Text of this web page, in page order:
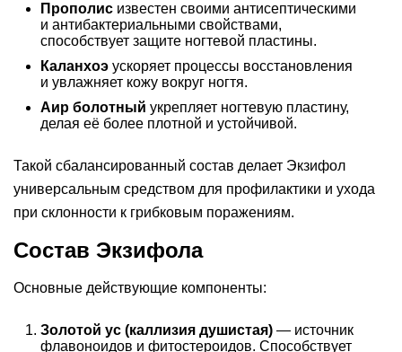
Прополис известен своими антисептическими
и антибактериальными свойствами,
способствует защите ногтевой пластины.
Каланхоэ ускоряет процессы восстановления
и увлажняет кожу вокруг ногтя.
Аир болотный укрепляет ногтевую пластину,
делая её более плотной и устойчивой.
Такой сбалансированный состав делает Экзифол
универсальным средством для профилактики и ухода
при склонности к грибковым поражениям.
Состав Экзифола
Основные действующие компоненты:
Золотой ус (каллизия душистая) — источник
флавоноидов и фитостероидов. Способствует